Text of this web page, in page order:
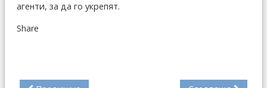
агенти, за да го укрепят.
Share